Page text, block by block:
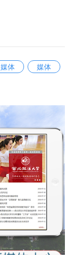
媒体
媒体